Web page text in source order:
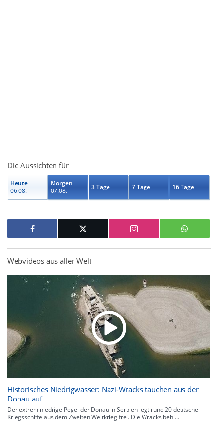
Die Aussichten für
Heute
06.08.
Morgen
07.08.
3 Tage 7 Tage 16 Tage
Webvideos aus aller Welt
Historisches Niedrigwasser: Nazi-Wracks tauchen aus der
Donau auf
Der extrem niedrige Pegel der Donau in Serbien legt rund 20 deutsche
Kriegsschiffe aus dem Zweiten Weltkrieg frei. Die Wracks behi...